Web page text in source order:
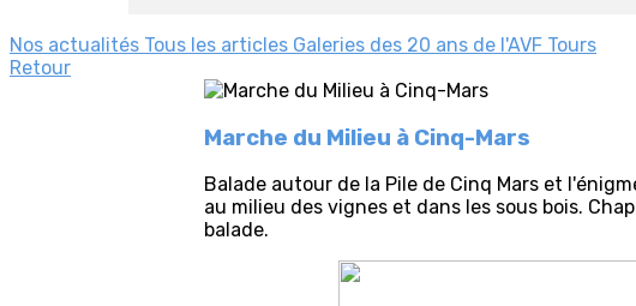
Nos actualités Tous les articles Galeries des 20 ans de l'AVF Tours
Retour
Marche du Milieu à Cinq-Mars
Balade autour de la Pile de Cinq Mars et
au milieu des vignes et dans les sous bois.
balade.